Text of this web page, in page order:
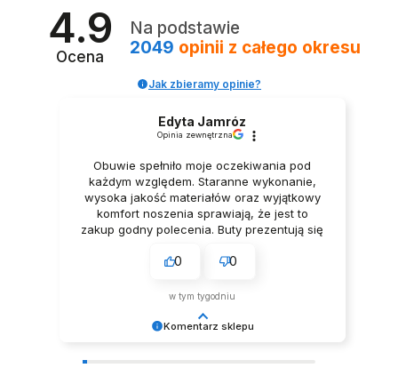
4.9
Ocena
Na podstawie
2049 opinii z całego okresu
Jak zbieramy opinie?
Komentarz sklepu
Edyta Jamróz
Opinia zewnętrzna
Obuwie spełniło moje oczekiwania pod
każdym względem. Staranne wykonanie,
wysoka jakość materiałów oraz wyjątkowy
komfort noszenia sprawiają, że jest to
zakup godny polecenia. Buty prezentują się
przekonaniem polecam ten produkt.
0 0
w tym tygodniu